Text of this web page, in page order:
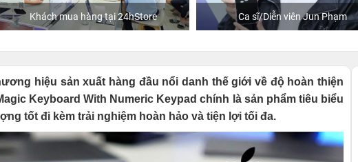
Khách mua hàng tại 24hStore Ca sĩ/Diễn viên Jun Phạm
hiệu sản xuất hàng đầu nổi danh thế giới về độ hoàn thiện
Keyboard With Numeric Keypad chính là sản phẩm tiêu biểu
tốt đi kèm trải nghiệm hoàn hảo và tiện lợi tối đa.